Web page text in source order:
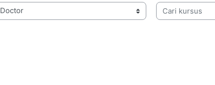
Cari kursus